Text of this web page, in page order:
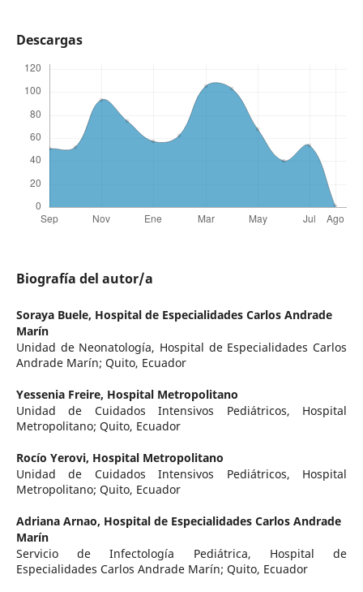
Descargas
Biografía del autor/a
Soraya Buele, Hospital de Especialidades Carlos Andrade
Marín
Unidad de Neonatología, Hospital de Especialidades Carlos
Andrade Marín; Quito, Ecuador
Yessenia Freire, Hospital Metropolitano
Unidad de Cuidados Intensivos Pediátricos, Hospital
Metropolitano; Quito, Ecuador
Rocío Yerovi, Hospital Metropolitano
Unidad de Cuidados Intensivos Pediátricos, Hospital
Metropolitano; Quito, Ecuador
Adriana Arnao, Hospital de Especialidades Carlos Andrade
Marín
Servicio de Infectología Pediátrica, Hospital de
Especialidades Carlos Andrade Marín; Quito, Ecuador